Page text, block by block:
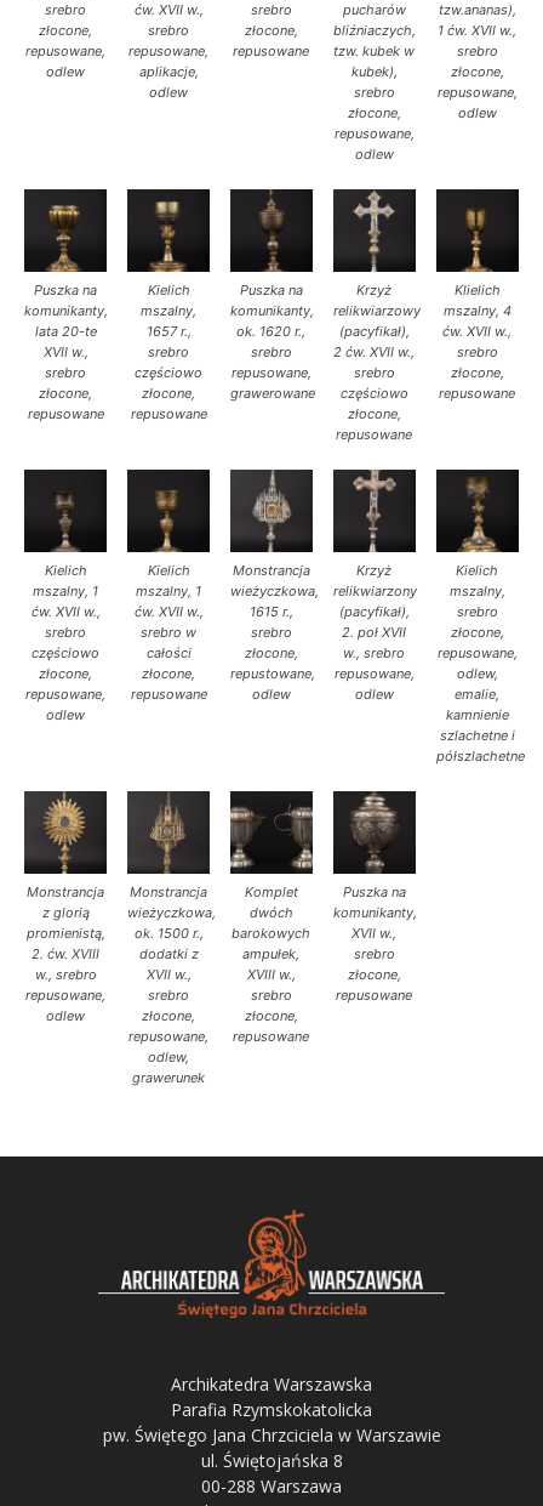
srebro
złocone,
repusowane,
odlew
ćw. XVII w.,
srebro
repusowane,
aplikacje,
odlew
srebro
złocone,
repusowane
pucharów
bliźniaczych,
tzw. kubek w
kubek),
srebro
złocone,
repusowane,
odlew
tzw.ananas),
1 ćw. XVII w.,
srebro
złocone,
repusowane,
odlew
Puszka na
komunikanty,
lata 20-te
XVII w.,
srebro
złocone,
repusowane
Kielich
mszalny,
1657 r.,
srebro
częściowo
złocone,
repusowane
Puszka na
komunikanty,
ok. 1620 r.,
srebro
repusowane,
grawerowane
Krzyż
relikwiarzowy
(pacyfikał),
2 ćw. XVII w.,
srebro
częściowo
złocone,
repusowane
Klielich
mszalny, 4
ćw. XVII w.,
srebro
złocone,
repusowane
Kielich
mszalny, 1
ćw. XVII w.,
srebro
częściowo
złocone,
repusowane,
odlew
Kielich
mszalny, 1
ćw. XVII w.,
srebro w
całości
złocone,
repusowane
Monstrancja
wieżyczkowa,
1615 r.,
srebro
złocone,
repustowane,
odlew
Krzyż
relikwiarzony
(pacyfikał),
2. poł XVII
w., srebro
repusowane,
odlew
Kielich
mszalny,
srebro
złocone,
repusowane,
odlew,
emalie,
kamnienie
szlachetne i
półszlachetne
Monstrancja
z glorią
promienistą,
2. ćw. XVIII
w., srebro
repusowane,
odlew
Monstrancja
wieżyczkowa,
ok. 1500 r.,
dodatki z
XVII w.,
srebro
złocone,
repusowane,
odlew,
grawerunek
Komplet
dwóch
barokowych
ampułek,
XVIII w.,
srebro
złocone,
repusowane
Puszka na
komunikanty,
XVII w.,
srebro
złocone,
repusowane
Archikatedra Warszawska
Parafia Rzymskokatolicka
pw. Świętego Jana Chrzciciela w Warszawie
ul. Świętojańska 8
00-288 Warszawa